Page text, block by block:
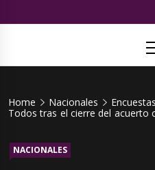
Home Nacionales
Todos tras el cierre del acuerto
NACIONALES